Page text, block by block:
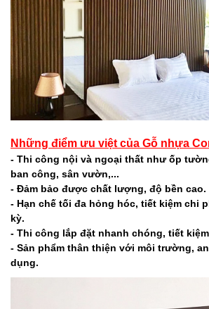
Những điểm ưu việt của Gỗ nhựa
- Thi công nội và ngoại thất như ốp
ban công, sân vườn,...
- Đảm bảo được chất lượng, độ bền cao.
- Hạn chế tối đa hỏng hóc, tiết kiệm chi
kỳ.
- Thi công lắp đặt nhanh chóng, tiết
- Sản phẩm thân thiện với môi trường,
dụng.